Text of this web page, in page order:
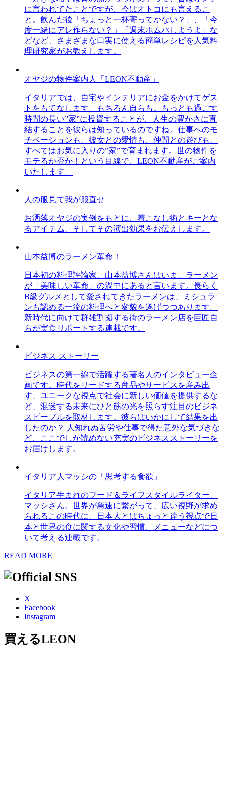
に言われてたことですが、今はオトコにも言えるこ
と。飲んだ後「ちょっと一杯寄ってかない？」、「今
度一緒にアレ作らない？」「週末ホムパしようよ」な
どなど、さまざまな口実に使える簡単レシピを人気料
理研究家がお教えします。
オヤジの物件案内人「LEON不動産」
イタリアでは、自宅やインテリアにお金をかけてゲス
トをもてなします。もちろん自らも。もっとも過ごす
時間の長い”家”に投資することが、人生の豊かさに直
結することを彼らは知っているのですね。仕事へのモ
チベーションも、彼女との愛情も、仲間との遊びも、
すべてはお気に入りの”家”で育まれます。世の物件を
モテるか否か！という目線で、LEON不動産がご案内
いたします。
人の服見て我が服直せ
お洒落オヤジの実例をもとに、着こなし術とキーとな
るアイテム、そしてその演出効果をお伝えします。
山本益博のラーメン革命！
日本初の料理評論家、山本益博さんはいま、ラーメン
が「美味しい革命」の渦中にあると言います。長らく
B級グルメとして愛されてきたラーメンは、ミシュラ
ンも認める一流の料理へと変貌を遂げつつあります。
新時代に向けて群雄割拠する街のラーメン店を巨匠自
らが実食リポートする連載です。
ビジネス ストーリー
ビジネスの第一線で活躍する著名人のインタビュー企
画です。時代をリードする商品やサービスを産み出
す、ユニークな視点で社会に新しい価値を提供するな
ど、混迷する未来にひと筋の光を照らす注目のビジネ
スピープルを取材します。彼らはいかにして結果を出
したのか？ 人知れぬ苦労や仕事で得た意外な気づきな
ど、ここでしか読めない充実のビジネスストーリーを
お届けします。
イタリア人マッシの「思考する食欲」
イタリア生まれのフード＆ライフスタイルライター、
マッシさん。世界が急速に繋がって、広い視野が求め
られるこの時代に、日本人とはちょっと違う視点で日
本と世界の食に関する文化や習慣、メニューなどにつ
いて考える連載です。
READ MORE
X
Facebook
Instagram
買えるLEON